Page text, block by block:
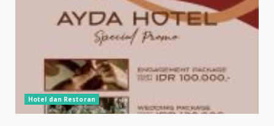
Hotel dan Restoran